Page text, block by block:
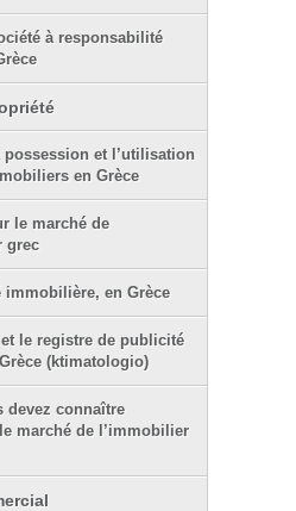
à responsabilité
possession et l’utilisation
en Grèce
le marché de
grec
immobilière, en Grèce
et le registre de publicité
(ktimatologio)
devez connaître
marché de l’immobilier